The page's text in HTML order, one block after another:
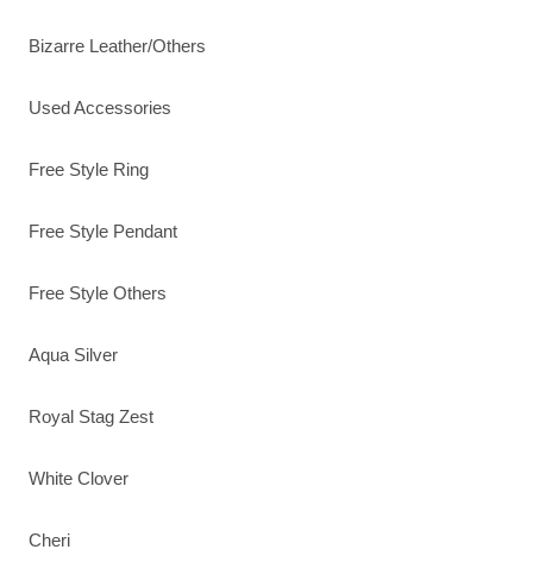
Bizarre Leather/Others
Used Accessories
Free Style Ring
Free Style Pendant
Free Style Others
Aqua Silver
Royal Stag Zest
White Clover
Cheri